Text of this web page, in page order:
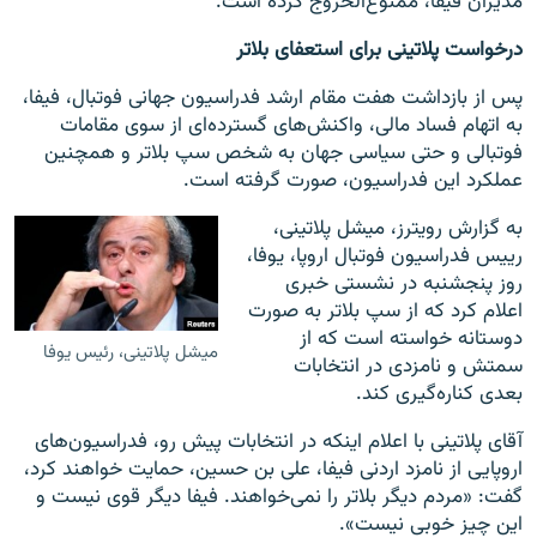
درخواست پلاتینی برای استعفای بلاتر
پس از بازداشت هفت مقام ارشد فدراسیون جهانی فوتبال، فیفا،
به اتهام فساد مالی، واکنش‌های گسترده‌ای از سوی مقامات
فوتبالی و حتی سیاسی جهان به شخص سپ بلاتر و همچنین
عملکرد این فدراسیون، صورت گرفته است.
میشل پلاتینی، رئیس یوفا
به گزارش رویترز، میشل پلاتینی،
رییس فدراسیون فوتبال اروپا، یوفا،‌
روز پنجشنبه در نشستی خبری
اعلام کرد که از سپ بلاتر به صورت
دوستانه خواسته است که از
سمتش و نامزدی در انتخابات
بعدی کناره‌گیری کند.
آقای پلاتینی با اعلام اینکه در انتخابات پیش رو، ‌فدراسیون‌های
اروپایی از نامزد اردنی فیفا، علی بن حسین، حمایت خواهند کرد،‌
گفت: «مردم دیگر بلاتر را نمی‌خواهند. فیفا دیگر قوی نیست و
این چیز خوبی نیست».